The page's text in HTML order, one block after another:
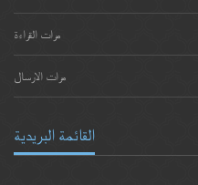
مرات القراءة
مرات الارسال
القائمة البريدية